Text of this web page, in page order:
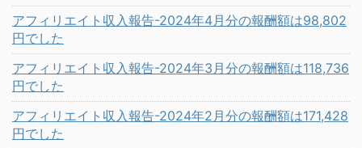
アフィリエイト収入報告-2024年4月分の報酬額は98,802
円でした
アフィリエイト収入報告-2024年3月分の報酬額は118,736
円でした
アフィリエイト収入報告-2024年2月分の報酬額は171,428
円でした